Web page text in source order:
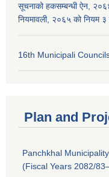
सूचनाको हकसम्बन्धी ऐन,
नियमावली, २०६५ को नियम
16th Municipali
Plan and
Panchkhal
(Fiscal Years 2082/